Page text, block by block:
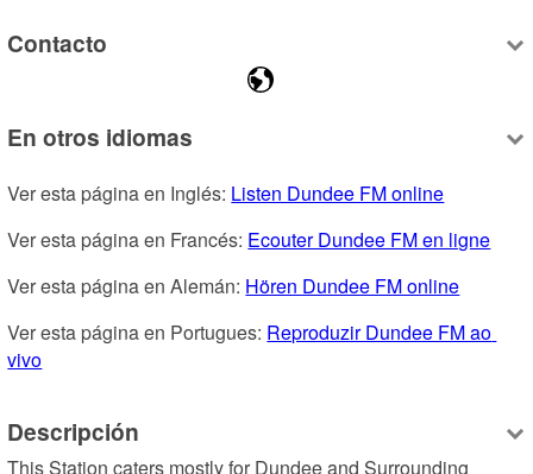
Contacto
En otros idiomas
Ver esta página en Inglés: Listen Dundee FM online
Ver esta página en Francés: Ecouter Dundee FM en ligne
Ver esta página en Alemán: Hören Dundee FM online
Ver esta página en Portugues: Reproduzir Dundee FM ao
vivo
Descripción
This Station caters mostly for Dundee and Surrounding